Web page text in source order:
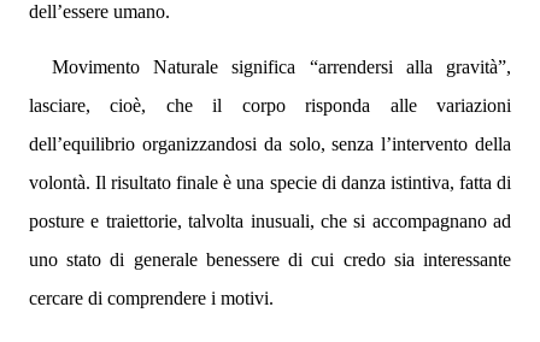
dell’essere umano.
Movimento Naturale significa “arrendersi alla gravità”,
lasciare, cioè, che il corpo risponda alle variazioni
dell’equilibrio organizzandosi da solo, senza l’intervento della
volontà. Il risultato finale è una specie di danza istintiva, fatta di
posture e traiettorie, talvolta inusuali, che si accompagnano ad
uno stato di generale benessere di cui credo sia interessante
cercare di comprendere i motivi.